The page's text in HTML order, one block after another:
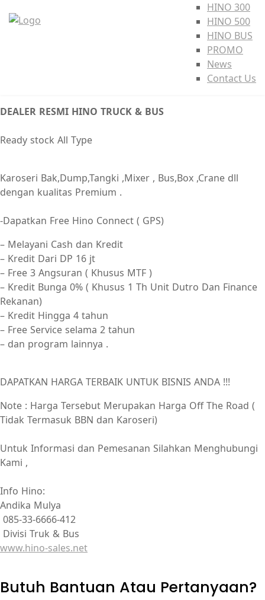
HINO 300
HINO 500
HINO BUS
PROMO
News
Contact Us
DEALER RESMI HINO TRUCK & BUS
Ready stock All Type
Karoseri Bak,Dump,Tangki ,Mixer , Bus,Box ,Crane dll
dengan kualitas Premium .
-Dapatkan Free Hino Connect ( GPS)
– Melayani Cash dan Kredit
– Kredit Dari DP 16 jt
– Free 3 Angsuran ( Khusus MTF )
– Kredit Bunga 0% ( Khusus 1 Th Unit Dutro Dan Finance
Rekanan)
– Kredit Hingga 4 tahun
– Free Service selama 2 tahun
– dan program lainnya .
DAPATKAN HARGA TERBAIK UNTUK BISNIS ANDA !!!
Note : Harga Tersebut Merupakan Harga Off The Road (
Tidak Termasuk BBN dan Karoseri)
Untuk Informasi dan Pemesanan Silahkan Menghubungi
Kami ,
Info Hino:
Andika Mulya
085-33-6666-412
Divisi Truk & Bus
www.hino-sales.net
Butuh Bantuan Atau Pertanyaan?